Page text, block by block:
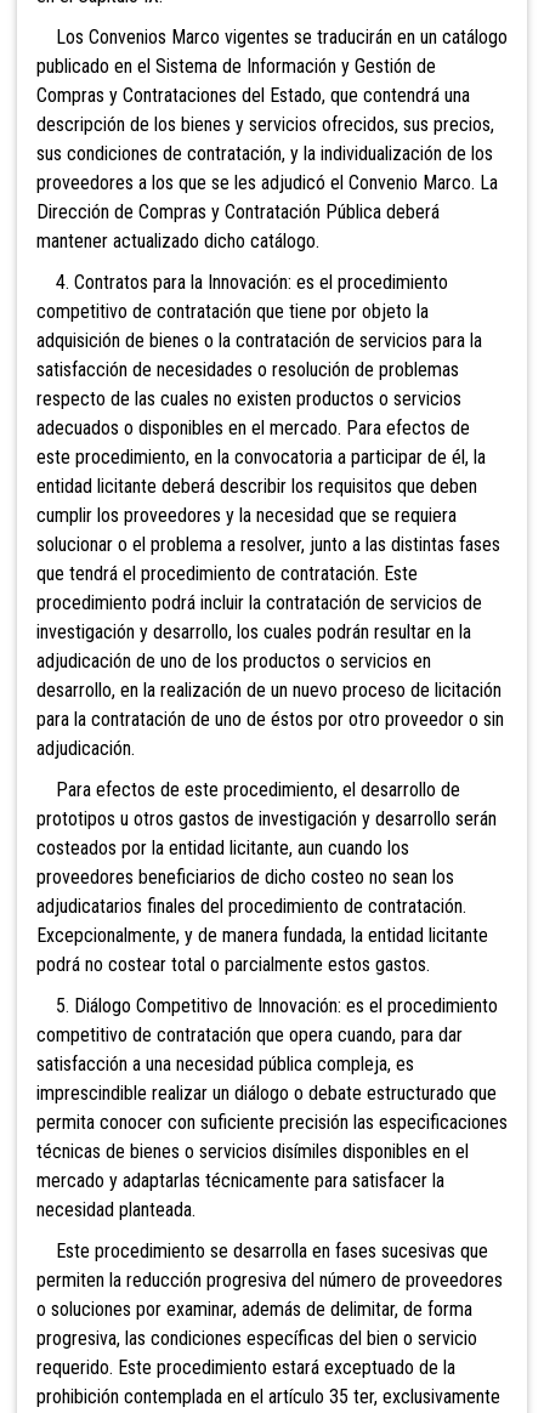
Los Convenios Marco vigentes se traducirán en un catálogo
publicado en el Sistema de Información y Gestión de
Compras y Contrataciones del Estado, que contendrá una
descripción de los bienes y servicios ofrecidos, sus precios,
sus condiciones de contratación, y la individualización de los
proveedores a los que se les adjudicó el Convenio Marco. La
Dirección de Compras y Contratación Pública deberá
mantener actualizado dicho catálogo.
4. Contratos para la Innovación: es el procedimiento
competitivo de contratación que tiene por objeto la
adquisición de bienes o la contratación de servicios para la
satisfacción de necesidades o resolución de problemas
respecto de las cuales no existen productos o servicios
adecuados o disponibles en el mercado. Para efectos de
este procedimiento, en la convocatoria a participar de él, la
entidad licitante deberá describir los requisitos que deben
cumplir los proveedores y la necesidad que se requiera
solucionar o el problema a resolver, junto a las distintas fases
que tendrá el procedimiento de contratación. Este
procedimiento podrá incluir la contratación de servicios de
investigación y desarrollo, los cuales podrán resultar en la
adjudicación de uno de los productos o servicios en
desarrollo, en la realización de un nuevo proceso de licitación
para la contratación de uno de éstos por otro proveedor o sin
adjudicación.
Para efectos de este procedimiento, el desarrollo de
prototipos u otros gastos de investigación y desarrollo serán
costeados por la entidad licitante, aun cuando los
proveedores beneficiarios de dicho costeo no sean los
adjudicatarios finales del procedimiento de contratación.
Excepcionalmente, y de manera fundada, la entidad licitante
podrá no costear total o parcialmente estos gastos.
5. Diálogo Competitivo de Innovación: es el procedimiento
competitivo de contratación que opera cuando, para dar
satisfacción a una necesidad pública compleja, es
imprescindible realizar un diálogo o debate estructurado que
permita conocer con suficiente precisión las especificaciones
técnicas de bienes o servicios disímiles disponibles en el
mercado y adaptarlas técnicamente para satisfacer la
necesidad planteada.
Este procedimiento se desarrolla en fases sucesivas que
permiten la reducción progresiva del número de proveedores
o soluciones por examinar, además de delimitar, de forma
progresiva, las condiciones específicas del bien o servicio
requerido. Este procedimiento estará exceptuado de la
prohibición contemplada en el artículo 35 ter, exclusivamente